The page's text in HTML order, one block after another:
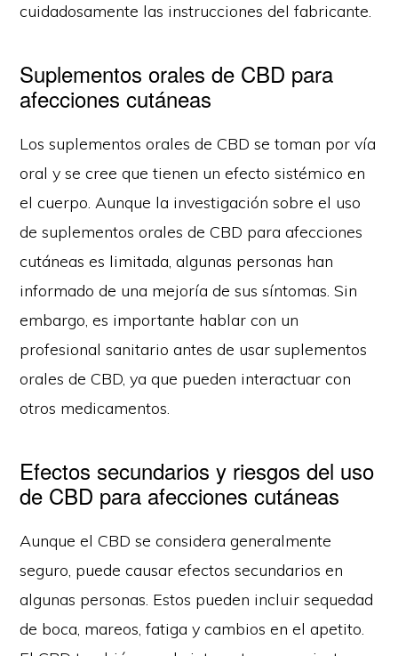
cuidadosamente las instrucciones del fabricante.
Suplementos orales de CBD para
afecciones cutáneas
Los suplementos orales de CBD se toman por vía
oral y se cree que tienen un efecto sistémico en
el cuerpo. Aunque la investigación sobre el uso
de suplementos orales de CBD para afecciones
cutáneas es limitada, algunas personas han
informado de una mejoría de sus síntomas. Sin
embargo, es importante hablar con un
profesional sanitario antes de usar suplementos
orales de CBD, ya que pueden interactuar con
otros medicamentos.
Efectos secundarios y riesgos del uso
de CBD para afecciones cutáneas
Aunque el CBD se considera generalmente
seguro, puede causar efectos secundarios en
algunas personas. Estos pueden incluir sequedad
de boca, mareos, fatiga y cambios en el apetito.